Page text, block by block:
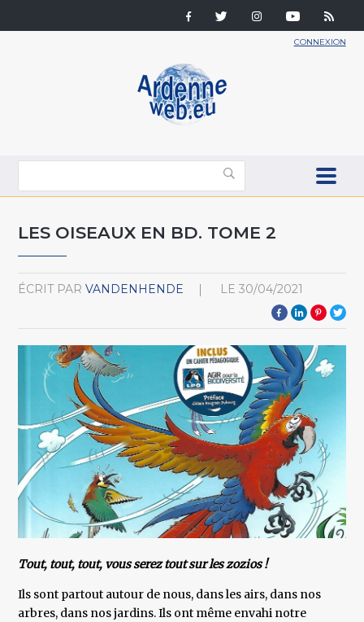
CONNEXION
LES OISEAUX EN BD. TOME 2
ÉCRIT PAR VANDENHENDE LE 30/04/2021
Tout, tout, tout, vous serez tout sur les zozios !
Ils sont partout autour de nous, dans les airs, dans nos
arbres, dans nos jardins. Ils ont même envahi notre